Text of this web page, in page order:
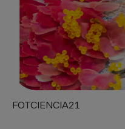
FOTCIENCIA21